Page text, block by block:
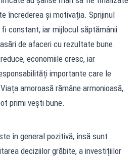
încrederea și motivația. Sprijinul
constant, iar mijlocul săptămânii
de afaceri cu rezultate bune.
economiile cresc, iar
importante care le
amoroasă rămâne armonioasă,
primi vești bune.
în general pozitivă, însă sunt
deciziilor grăbite, a investițiilor